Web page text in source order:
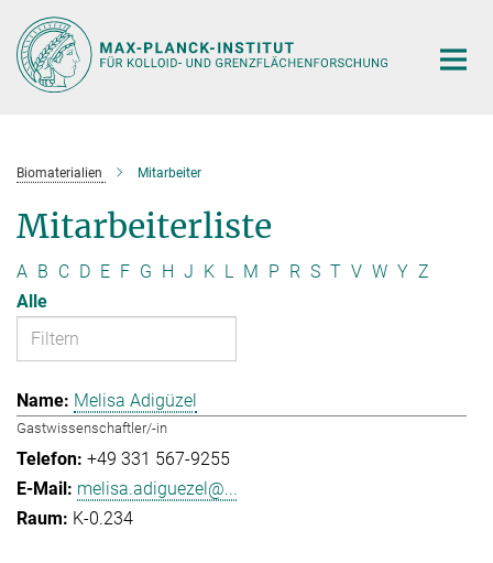
Hauptinhalt
Biomaterialien Mitarbeiter
Mitarbeiterliste
A B C D E F G H J K L M P R S T V W Y Z
Alle
Melisa Adigüzel
Gastwissenschaftler/-in
+49 331 567-9255
melisa.adiguezel@...
K-0.234